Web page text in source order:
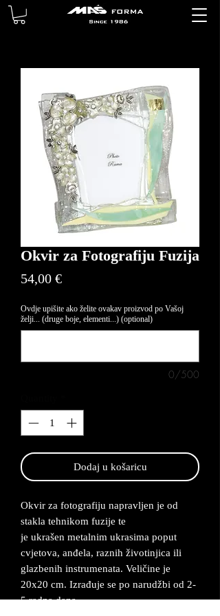
Okvir za Fotografiju Fuzija
54,00 €Price
Ovdje upišite ako želite ovakav proizvod po Vašoj
želji... (druge boje, elementi...) (optional)
0/500
Dodaj u košaricu
Okvir za fotografiju napravljen je od
stakla tehnikom fuzije te
je ukrašen metalnim ukrasima poput
cvjetova, anđela, raznih životinjica ili
glazbenih instrumenata. Veličine je
20x20 cm. Izrađuje se po narudžbi od 2-
5 radna dana.